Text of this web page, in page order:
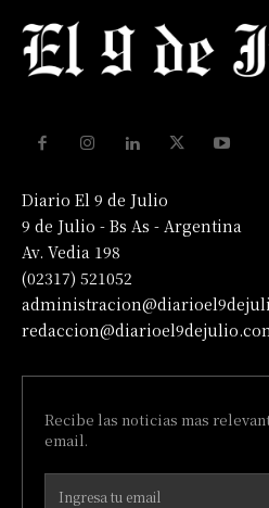
Diario El 9 de Julio
9 de Julio - Bs As - Argentina
Av. Vedia 198
(02317) 521052
Recibe las noticias mas
email.